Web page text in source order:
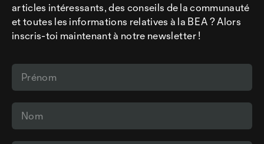
articles intéressants, des conseils de la communauté
et toutes les informations relatives à la BEA ? Alors
inscris-toi maintenant à notre newsletter !